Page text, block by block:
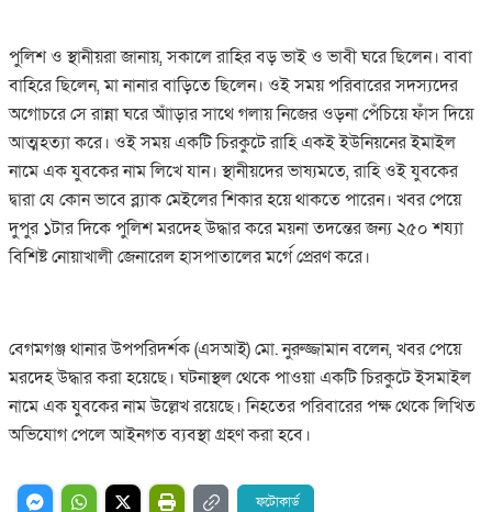
পুলিশ ও স্থানীয়রা জানায়, সকালে রাহির বড় ভাই ও ভাবী ঘরে ছিলেন। বাবা
বাহিরে ছিলেন, মা নানার বাড়িতে ছিলেন। ওই সময় পরিবারের সদস্যদের
অগোচরে সে রান্না ঘরে আাঁড়ার সাথে গলায় নিজের ওড়না পেঁচিয়ে ফাঁস দিয়ে
আত্মহত্যা করে। ওই সময় একটি চিরকুটে রাহি একই ইউনিয়নের ইমাইল
নামে এক যুবকের নাম লিখে যান। স্থানীয়দের ভাষ্যমতে, রাহি ওই যুবকের
দ্বারা যে কোন ভাবে ব্ল্যাক মেইলের শিকার হয়ে থাকতে পারেন। খবর পেয়ে
দুপুর ১টার দিকে পুলিশ মরদেহ উদ্ধার করে ময়না তদন্তের জন্য ২৫০ শয্যা
বিশিষ্ট নোয়াখালী জেনারেল হাসপাতালের মর্গে প্রেরণ করে।
বেগমগঞ্জ থানার উপপরিদর্শক (এসআই) মো. নুরুজ্জামান বলেন, খবর পেয়ে
মরদেহ উদ্ধার করা হয়েছে। ঘটনাস্থল থেকে পাওয়া একটি চিরকুটে ইসমাইল
নামে এক যুবকের নাম উল্লেখ রয়েছে। নিহতের পরিবারের পক্ষ থেকে লিখিত
অভিযোগ পেলে আইনগত ব্যবস্থা গ্রহণ করা হবে।
ফটোকার্ড